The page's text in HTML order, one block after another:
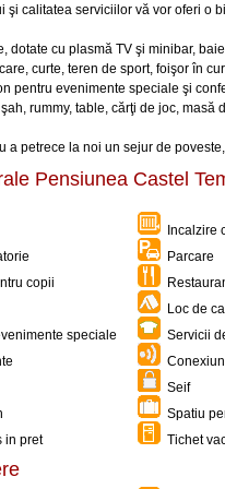
şi calitatea serviciilor vă vor oferi o
dotate cu plasmă TV şi minibar,
curte, teren de sport, foişor în
pentru evenimente speciale şi
rummy, table, cărţi de joc, masă
a petrece la noi un sejur de
Pensiunea Castel
Incalzire
Parcare
copii
Loc de
speciale
Servicii
Seif
Spatiu
in pret
Tichet